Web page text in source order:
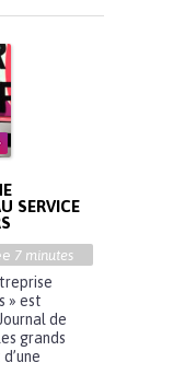
SERVICE
7 minutes
» est
de
grands